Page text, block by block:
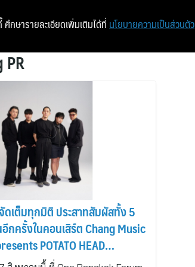
ดเต็มทุกมิติ ประสาทสัมผัสทั้ง 5
กครั้งในคอนเสิร์ต Chang Music
POTATO HEAD
ศึกษารายละเอียดเพิ่มเติมได้ที่ นโยบายความเป็นส่วนตัว